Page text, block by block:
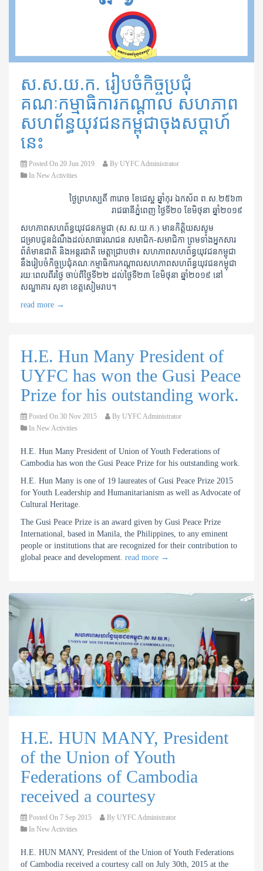
ស.ស.យ.ក. រៀបចំកិច្ចប្រជុំ
គណៈកម្មាធិការកណ្តាល សហភាព
សហព័ន្ធយុវជនកម្ពុជា​ចុងសប្តាហ៍
នេះ
Posted On 20 Jun 2019 By UYFC Administrator
In New Activities
ថ្ងៃព្រហស្បតិ៍ ៣រោច ខែជេស្ឋ ឆ្នាំកុរ ឯកស័ព ព.ស.២៥៦៣
រាជធានីភ្នំពេញ ថ្ងៃទី២០ ខែមិថុនា ឆ្នាំ២០១៩
សហភាពសហព័ន្ធយុវជនកម្ពុជា (ស.ស.យ.ក.) មានកិត្តិយសសូម
ជម្រាបជូនដំណឹងដល់សាធារណជន សមាជិក-សមាជិកា ព្រមទាំងអ្នកសារ
ព័ត៌មានជាតិ និងអន្តរជាតិ មេត្តាជ្រាបថា៖ សហភាពសហព័ន្ធយុវជនកម្ពុជា
នឹងរៀបចំកិច្ចប្រជុំគណៈកម្មាធិការកណ្តាលសហភាពសហព័ន្ធយុវជនកម្ពុជា
រយៈពេលពីរថ្ងៃ ចាប់ពីថ្ងៃទី២២ ដល់ថ្ងៃទី២៣ ខែមិថុនា ឆ្នាំ២០១៩ នៅ
សណ្ឋាគារ សុខា ខេត្តសៀមរាប។
read more →
H.E. Hun Many President of
UYFC has won the Gusi Peace
Prize for his outstanding work.
Posted On 30 Nov 2015 By UYFC Administrator
In New Activities
H.E. Hun Many President of Union of Youth Federations of
Cambodia has won the Gusi Peace Prize for his outstanding work.
H.E. Hun Many is one of 19 laureates of Gusi Peace Prize 2015
for Youth Leadership and Humanitarianism as well as Advocate of
Cultural Heritage.
The Gusi Peace Prize is an award given by Gusi Peace Prize
International, based in Manila, the Philippines, to any eminent
people or institutions that are recognized for their contribution to
global peace and development. read more →
H.E. HUN MANY, President
of the Union of Youth
Federations of Cambodia
received a courtesy
Posted On 7 Sep 2015 By UYFC Administrator
In New Activities
H.E. HUN MANY, President of the Union of Youth Federations
of Cambodia received a courtesy call on July 30th, 2015 at the